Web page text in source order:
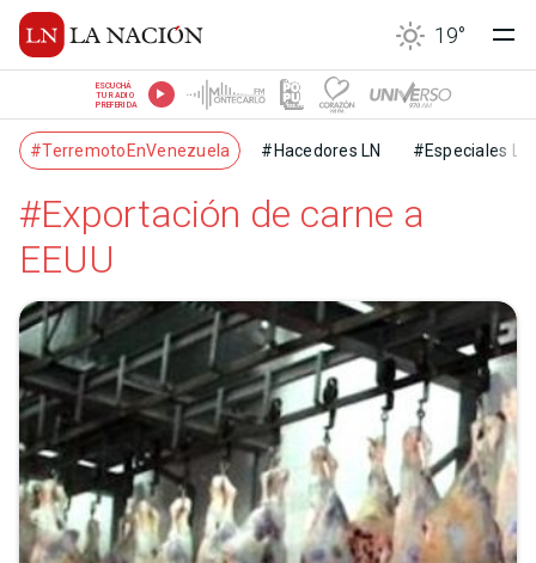
19°
ESCUCHÁ
TU RADIO
PREFERIDA
#TerremotoEnVenezuela #Hacedores LN #Especiales LN
#Exportación de carne a
EEUU